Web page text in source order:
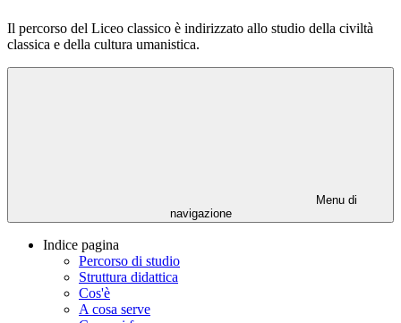
Il percorso del Liceo classico è indirizzato allo studio della civiltà
classica e della cultura umanistica.
Menu di
navigazione
Indice pagina
Percorso di studio
Struttura didattica
Cos'è
A cosa serve